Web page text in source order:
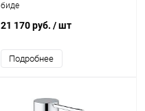
биде
21 170 руб. / шт
Подробнее